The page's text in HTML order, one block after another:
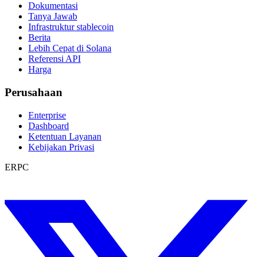
Dokumentasi
Tanya Jawab
Infrastruktur stablecoin
Berita
Lebih Cepat di Solana
Referensi API
Harga
Perusahaan
Enterprise
Dashboard
Ketentuan Layanan
Kebijakan Privasi
ERPC